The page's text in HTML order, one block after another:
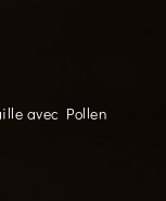
avec Pollen